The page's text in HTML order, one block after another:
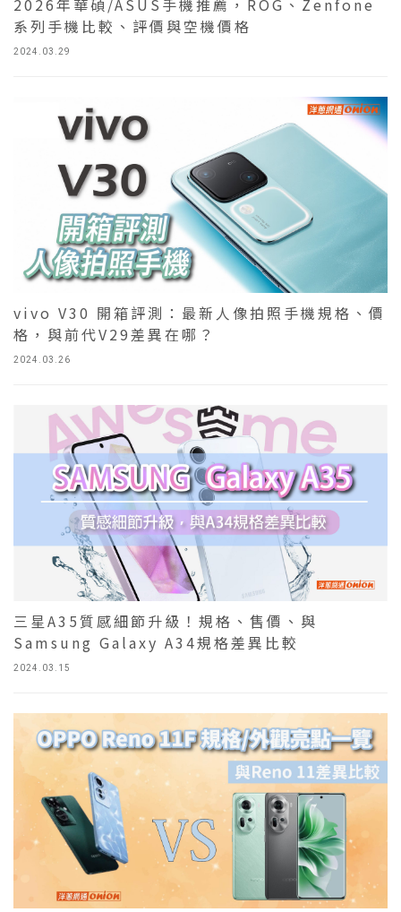
2024.03.29
2026年華碩/ASUS手機推薦，ROG、Zenfone
系列手機比較、評價與空機價格
2024.03.26
vivo V30 開箱評測：最新人像拍照手機規格、價
格，與前代V29差異在哪？
2024.03.15
三星A35質感細節升級！規格、售價、與
Samsung Galaxy A34規格差異比較